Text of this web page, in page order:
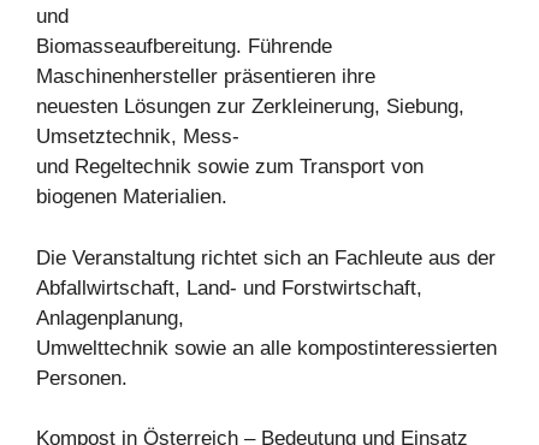
und
Biomasseaufbereitung. Führende
Maschinenhersteller präsentieren ihre
neuesten Lösungen zur Zerkleinerung, Siebung,
Umsetztechnik, Mess-
und Regeltechnik sowie zum Transport von
biogenen Materialien.
Die Veranstaltung richtet sich an Fachleute aus der
Abfallwirtschaft, Land- und Forstwirtschaft,
Anlagenplanung,
Umwelttechnik sowie an alle kompostinteressierten
Personen.
Kompost in Österreich – Bedeutung und Einsatz